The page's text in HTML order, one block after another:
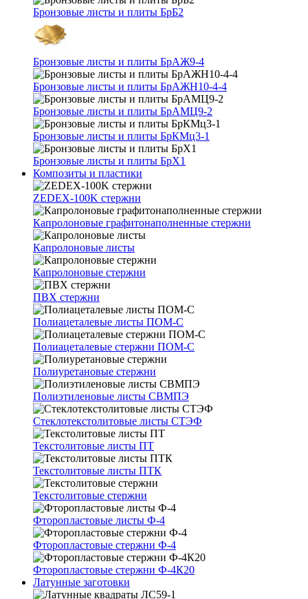
Бронзовые листы и плиты БрБ2
Бронзовые листы и плиты БрАЖ9-4
Бронзовые листы и плиты БрАЖН10-4-4
Бронзовые листы и плиты БрАМЦ9-2
Бронзовые листы и плиты БрКМц3-1
Бронзовые листы и плиты БрХ1
Композиты и пластики
ZEDEX-100K стержни
Капролоновые графитонаполненные стержни
Капролоновые листы
Капролоновые стержни
ПВХ стержни
Полиацеталевые листы ПОМ-С
Полиацеталевые стержни ПОМ-С
Полиуретановые стержни
Полиэтиленовые листы СВМПЭ
Стеклотекстолитовые листы СТЭФ
Текстолитовые листы ПТ
Текстолитовые листы ПТК
Текстолитовые стержни
Фторопластовые листы Ф-4
Фторопластовые стержни Ф-4
Фторопластовые стержни Ф-4К20
Латунные заготовки